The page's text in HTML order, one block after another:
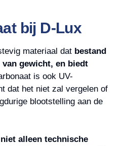
bij D-Lux
materiaal dat bestand
gewicht, en biedt
is ook UV-
dat het niet zal vergelen of
blootstelling aan de
niet alleen technische